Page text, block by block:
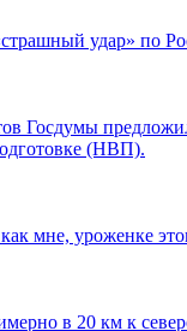
удар» по
Госдумы
(НВП).
мне, уроженке
в 20 км к